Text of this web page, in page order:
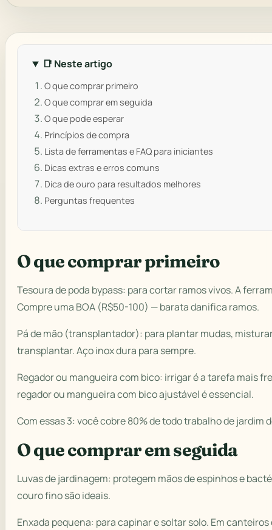
📑 Neste artigo
O que comprar primeiro
O que comprar em seguida
O que pode esperar
Princípios de compra
Lista de ferramentas e FAQ para iniciantes
Dicas extras e erros comuns
Dica de ouro para resultados melhores
Perguntas frequentes
O que comprar primeiro
Tesoura de poda bypass: para cortar ramos vivos. A
Compre uma BOA (R$50-100) — barata danifica ramos.
Pá de mão (transplantador): para plantar mudas,
transplantar. Aço inox dura para sempre.
Regador ou mangueira com bico: irrigar é a tarefa mais
regador ou mangueira com bico ajustável é essencial.
Com essas 3: você cobre 80% de todo trabalho de jardim
O que comprar em seguida
Luvas de jardinagem: protegem mãos de espinhos e
couro fino são ideais.
Enxada pequena: para capinar e soltar solo. Em canteiros